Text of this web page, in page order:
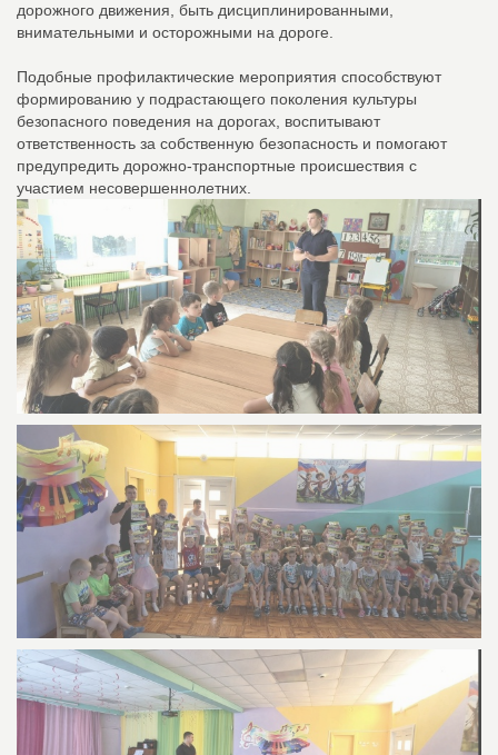
дорожного движения, быть дисциплинированными,
внимательными и осторожными на дороге.
Подобные профилактические мероприятия способствуют
формированию у подрастающего поколения культуры
безопасного поведения на дорогах, воспитывают
ответственность за собственную безопасность и помогают
предупредить дорожно-транспортные происшествия с
участием несовершеннолетних.